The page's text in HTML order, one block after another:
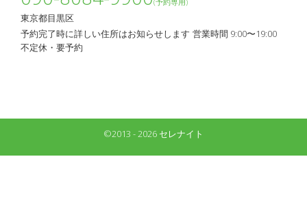
東京都目黒区
予約完了時に詳しい住所はお知らせします 営業時間 9:00〜19:00
不定休・要予約
©2013 - 2026 セレナイト